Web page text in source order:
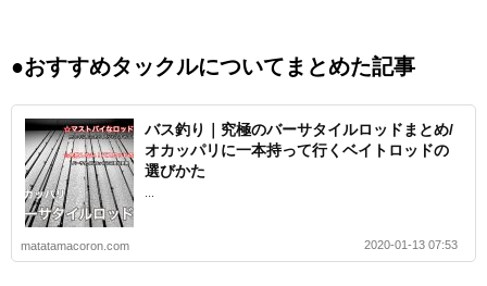
●おすすめタックルについてまとめた記事
バス釣り｜究極のバーサタイルロッドまとめ/
オカッパリに一本持って行くベイトロッドの
選びかた
matatamacoron.com 2020-01-13 07:53